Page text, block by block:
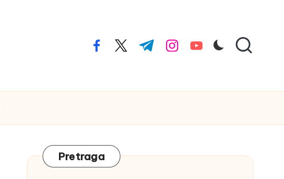
facebook.com
twitter.com
t.me instagram.com
youtube.com
Pretraga